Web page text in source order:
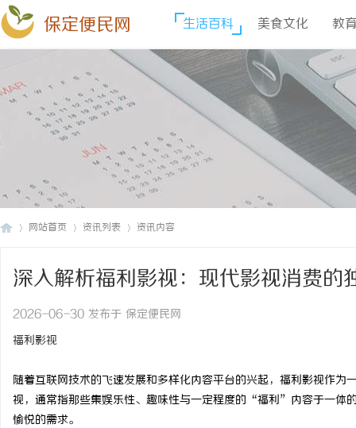
保定便民网 生活百科 美食文化 教
网站首页 资讯列表 资讯内容
深入解析福利影视：现代影视消费的
2026-06-30 发布于 保定便民网
福利影视
随着互联网技术的飞速发展和多样化内容平台的兴起，福利影视作
视，通常指那些集娱乐性、趣味性与一定程度的“福利”内容于一体
愉悦的需求。